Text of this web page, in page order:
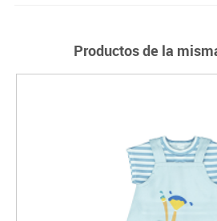
Productos de la